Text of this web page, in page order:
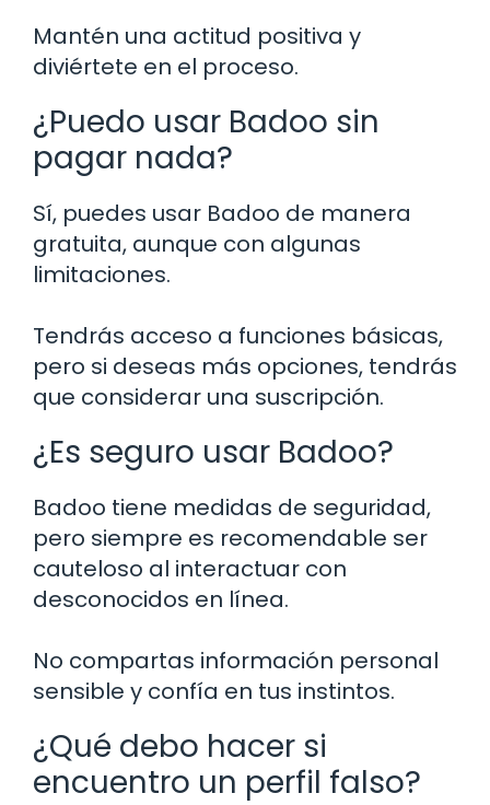
Mantén una actitud positiva y
diviértete en el proceso.
¿Puedo usar Badoo sin
pagar nada?
Sí, puedes usar Badoo de manera
gratuita, aunque con algunas
limitaciones.
Tendrás acceso a funciones básicas,
pero si deseas más opciones, tendrás
que considerar una suscripción.
¿Es seguro usar Badoo?
Badoo tiene medidas de seguridad,
pero siempre es recomendable ser
cauteloso al interactuar con
desconocidos en línea.
No compartas información personal
sensible y confía en tus instintos.
¿Qué debo hacer si
encuentro un perfil falso?